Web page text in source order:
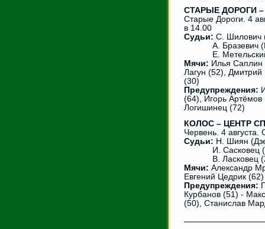
СТАРЫЕ ДОРОГИ
Старые Дороги. 4
в 14.00
Судьи: С. Шилович
А. Бразевич
Е. Метельский
Мячи: Илья Саплин
Лагун (52),
(30)
Предупреждения:
(64), Игорь
Логишинец (72)
КОЛОС – ЦЕНТР
Червень. 4
Судьи: Н. Шиян
И. Сасковец
В. Ласковец
Мячи: Александр
Евгений Цедрик (62)
Предупреждения:
Курбанов (51) -
(50), Станислав